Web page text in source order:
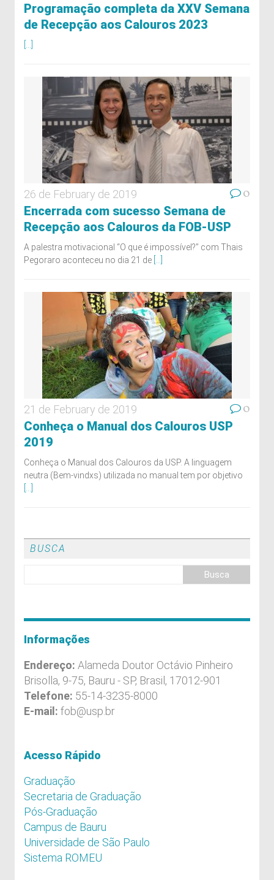
Programação completa da XXV Semana
de Recepção aos Calouros 2023
26 de February de 2019 0
Encerrada com sucesso Semana de
Recepção aos Calouros da FOB-USP
A palestra motivacional “O que é impossível?” com Thais
Pegoraro aconteceu no dia 21 de
21 de February de 2019 0
Conheça o Manual dos Calouros USP
2019
Conheça o Manual dos Calouros da USP. A linguagem
neutra (Bem-vindxs) utilizada no manual tem por objetivo
BUSCA
Informações
Endereço: Alameda Doutor Octávio Pinheiro
Brisolla, 9-75, Bauru - SP, Brasil, 17012-901
Telefone: 55-14-3235-8000
E-mail: fob@usp.br
Acesso Rápido
Graduação
Secretaria de Graduação
Pós-Graduação
Campus de Bauru
Universidade de São Paulo
Sistema ROMEU